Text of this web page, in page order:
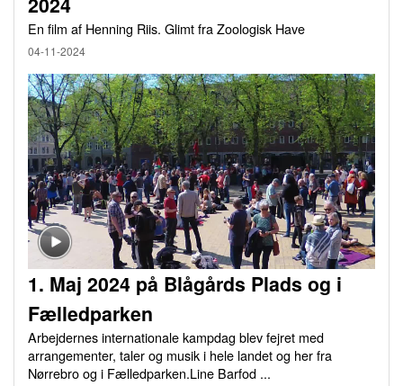
En film af Henning Riis. Glimt fra Zoologisk Have
04-11-2024
1. Maj 2024 på Blågårds Plads og i
Fælledparken
Arbejdernes internationale kampdag blev fejret med
arrangementer, taler og musik i hele landet og her fra
Nørrebro og i Fælledparken.Line Barfod ...